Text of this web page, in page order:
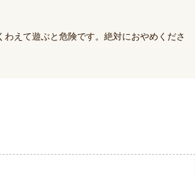
えて遊ぶと危険です。絶対におやめくださ